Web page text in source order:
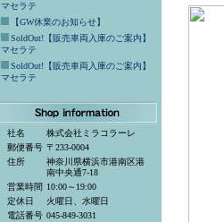
マセラテ
【GW休業のお知らせ】
SoldOut!【販売車両入庫のご案内】
マセラテ
SoldOut!【販売車両入庫のご案内】
マセラテ
社名
株式会社ミラコラーレ
郵便番号 〒233-0004
住所
神奈川県横浜市港南区港
南中央通7-18
営業時間 10:00～19:00
定休日
火曜日、水曜日
電話番号 045-849-3031